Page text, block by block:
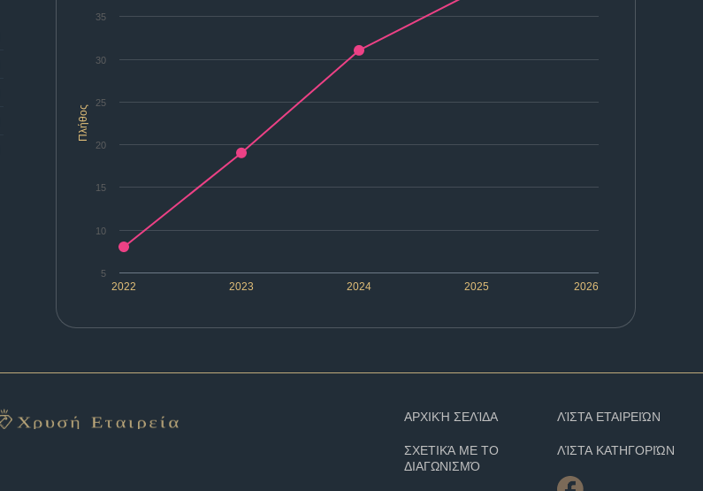
Πλήθος
2022 2023 2024 2025 2026
5
10
15
20
25
30
35
ΑΡΧΙΚΉ ΣΕΛΊΔΑ
ΣΧΕΤΙΚΆ ΜΕ ΤΟ
ΔΙΑΓΩΝΙΣΜΌ
ΛΊΣΤΑ ΕΤΑΙΡΕΙΏΝ
ΛΊΣΤΑ ΚΑΤΗΓΟΡΙΏΝ